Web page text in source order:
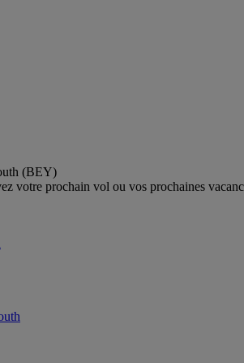
(BEY)
votre prochain vol ou vos prochaines